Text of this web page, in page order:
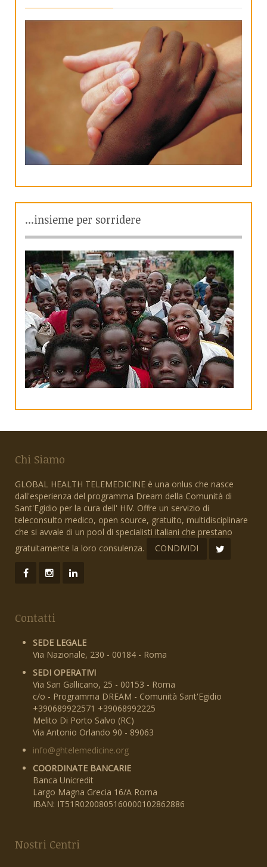
...insieme per sorridere
Chi Siamo
GLOBAL HEALTH TELEMEDICINE è una onlus che nasce
dall'esperienza del programma Dream della Comunità di
Sant'Egidio per la cura dell' HIV. Offre un servizio di
teleconsulto medico, open source, gratuito, multidisciplinare
che si avvale di un pool di specialisti italiani che prestano
gratuitamente la loro consulenza.
CONDIVIDI
Contatti
SEDE LEGALE
Via Nazionale, 230 - 00184 - Roma
SEDI OPERATIVI
Via San Gallicano, 25 - 00153 - Roma
c/o - Programma DREAM - Comunità Sant'Egidio
+390689922571 +39068992225
Melito Di Porto Salvo (RC)
Via Antonio Orlando 90 - 89063
info@ghtelemedicine.org
COORDINATE BANCARIE
Banca Unicredit
Largo Magna Grecia 16/A Roma
IBAN: IT51R0200805160000102862886
Nostri Centri